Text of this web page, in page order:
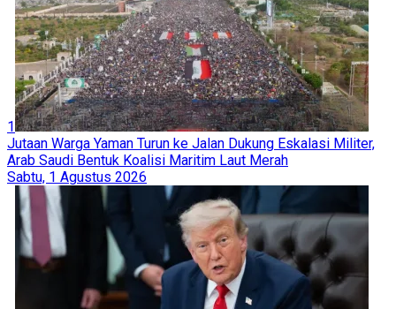
1
Jutaan Warga Yaman Turun ke Jalan Dukung Eskalasi Militer,
Arab Saudi Bentuk Koalisi Maritim Laut Merah
Sabtu, 1 Agustus 2026